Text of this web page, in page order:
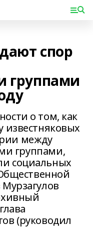
спор
группами
о том, как
известняковых
между
группами,
социальных
(руководил